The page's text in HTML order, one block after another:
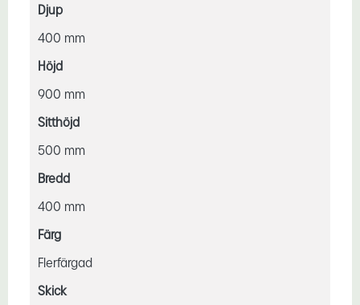
Djup
400 mm
Höjd
900 mm
Sitthöjd
500 mm
Bredd
400 mm
Färg
Flerfärgad
Skick